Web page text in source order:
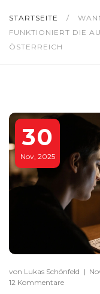
STARTSEITE /
FUNKTIONIERT DIE
ÖSTERREICH
30
Nov, 2025
von Lukas Schönfeld |
12 Kommentare